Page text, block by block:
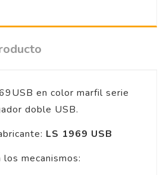
en color marfil serie
doble USB.
LS 1969 USB
mecanismos: